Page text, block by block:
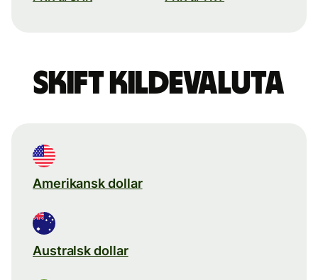
Skift kildevaluta
Amerikansk dollar
Australsk dollar